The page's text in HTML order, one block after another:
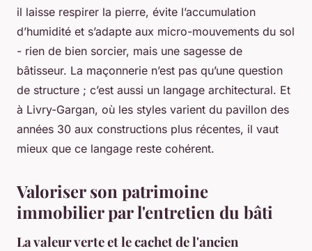
il laisse respirer la pierre, évite l’accumulation
d’humidité et s’adapte aux micro-mouvements du sol
- rien de bien sorcier, mais une sagesse de
bâtisseur. La maçonnerie n’est pas qu’une question
de structure ; c’est aussi un langage architectural. Et
à Livry-Gargan, où les styles varient du pavillon des
années 30 aux constructions plus récentes, il vaut
mieux que ce langage reste cohérent.
Valoriser son patrimoine
immobilier par l'entretien du bâti
La valeur verte et le cachet de l'ancien